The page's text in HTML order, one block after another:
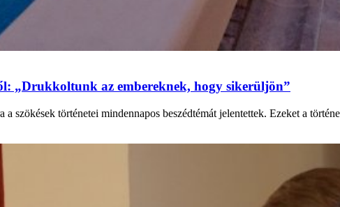
„Drukkoltunk az embereknek, hogy sikerüljön”
a szökések történetei mindennapos beszédtémát jelentettek. Ezeket a